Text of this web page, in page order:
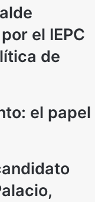
el IEPC
de
el papel